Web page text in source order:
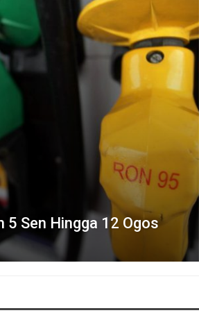
5 Sen Hingga 12 Ogos